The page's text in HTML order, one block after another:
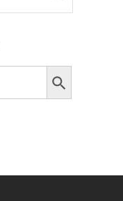
Search Button